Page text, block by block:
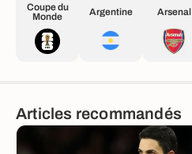
Coupe du
Monde
Argentine Arsenal
Articles recommandés